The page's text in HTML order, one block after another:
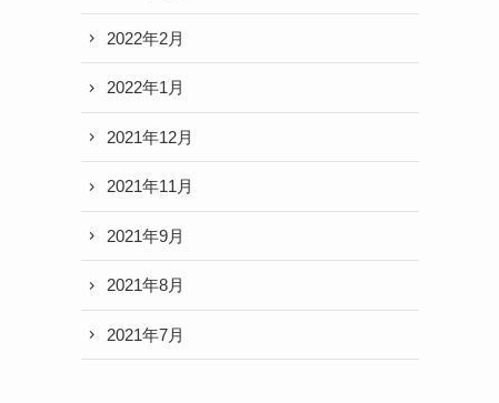
2022年2月
2022年1月
2021年12月
2021年11月
2021年9月
2021年8月
2021年7月